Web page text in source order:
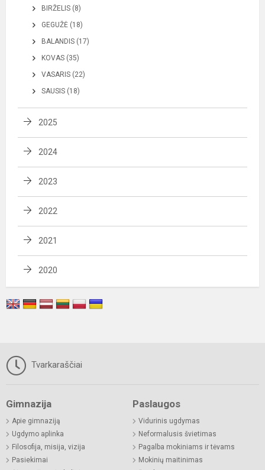
BIRŽELIS (8)
GEGUŽĖ (18)
BALANDIS (17)
KOVAS (35)
VASARIS (22)
SAUSIS (18)
2025
2024
2023
2022
2021
2020
Tvarkaraščiai
Gimnazija
Apie gimnaziją
Ugdymo aplinka
Filosofija, misija, vizija
Pasiekimai
Paslaugos
Vidurinis ugdymas
Neformalusis švietimas
Pagalba mokiniams ir tėvams
Mokinių maitinimas